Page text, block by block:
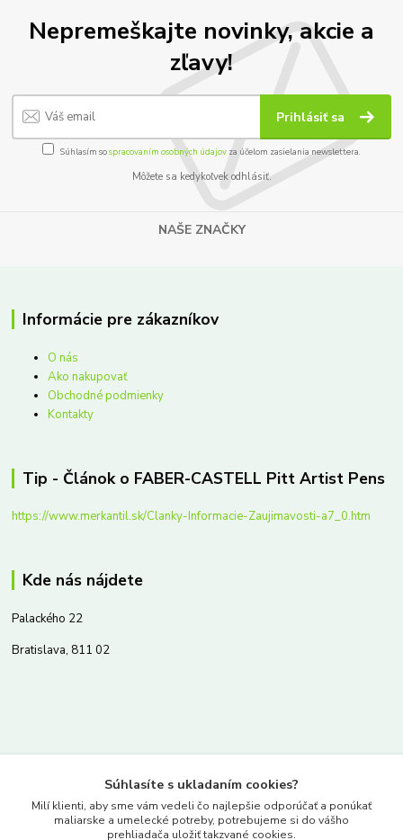
Nepremeškajte novinky, akcie a
zľavy!
Prihlásiť sa
Súhlasím sospracovaním osobných údajov za účelom zasielania newslettera.
Môžete sa kedykoľvek odhlásiť.
NAŠE ZNAČKY
Informácie pre zákazníkov
O nás
Ako nakupovať
Obchodné podmienky
Kontakty
Tip - Článok o FABER-CASTELL Pitt Artist Pens
https://www.merkantil.sk/Clanky-Informacie-Zaujimavosti-a7_0.htm
Kde nás nájdete
Palackého 22
Bratislava, 811 02
www.merkantil.sk
Súhlasíte s ukladaním cookies?
Milí klienti, aby sme vám vedeli čo najlepšie odporúčať a ponúkať
maliarske a umelecké potreby, potrebujeme si do vášho
prehliadača uložiť takzvané cookies.